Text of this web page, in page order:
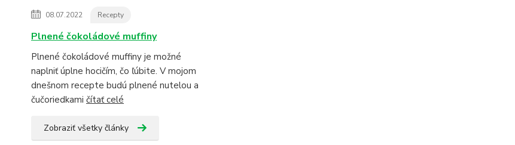
08.07.2022 Recepty
Plnené čokoládové muffiny
Plnené čokoládové muffiny je možné
naplniť úplne hocičím, čo ľúbite. V mojom
dnešnom recepte budú plnené nutelou a
čučoriedkami čítať celé
Zobraziť všetky články